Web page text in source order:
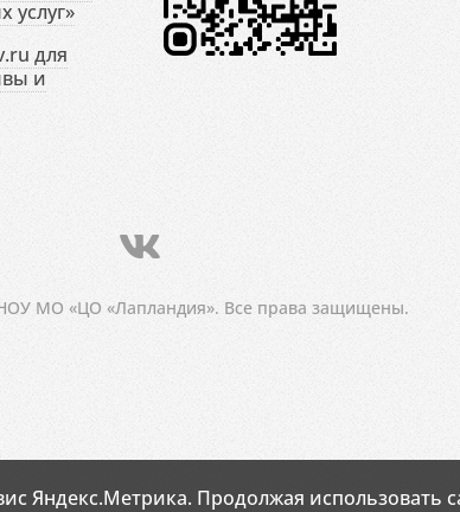
услуг»
для
и
МО «ЦО «Лапландия». Все права защищены.
Яндекс.Метрика. Продолжая использовать